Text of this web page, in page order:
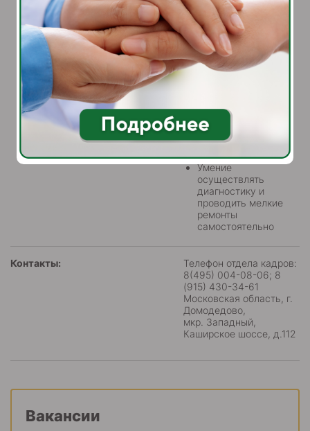
дефектных актов и
графиков ППР;
Контроль работы
подрядных
организаций,
контроль сроков и
документации на
конкурсные
процедуры ФЗ
Умение
осуществлять
диагностику и
проводить мелкие
ремонты
самостоятельно
Контакты:
Телефон отдела кадров:
8(495) 004-08-06; 8
(915) 430-34-61
Московская область, г.
Домодедово,
мкр. Западный,
Каширское шоссе, д.112
Вакансии